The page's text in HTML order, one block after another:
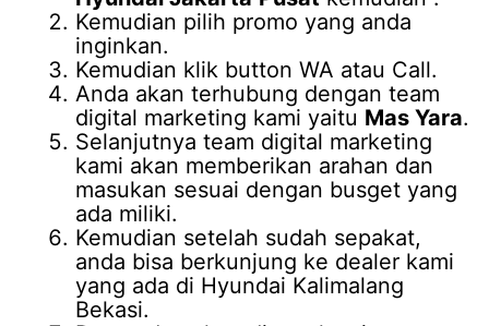
Kemudian pilih promo yang anda
inginkan.
Kemudian klik button WA atau Call.
Anda akan terhubung dengan team
digital marketing kami yaitu Mas Yara.
Selanjutnya team digital marketing
kami akan memberikan arahan dan
masukan sesuai dengan busget yang
ada miliki.
Kemudian setelah sudah sepakat,
anda bisa berkunjung ke dealer kami
yang ada di Hyundai Kalimalang
Bekasi.